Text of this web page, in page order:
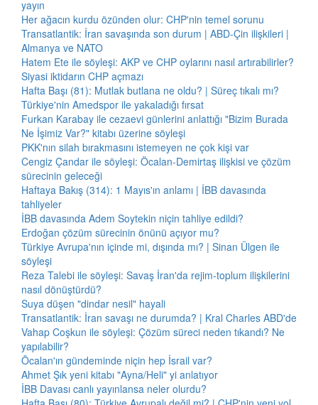
yayın
Her ağacın kurdu özünden olur: CHP'nin temel sorunu
Transatlantik: İran savaşında son durum | ABD-Çin ilişkileri |
Almanya ve NATO
Hatem Ete ile söyleşi: AKP ve CHP oylarını nasıl artırabilirler?
Siyasi iktidarın CHP açmazı
Hafta Başı (81): Mutlak butlana ne oldu? | Süreç tıkalı mı?
Türkiye'nin Amedspor ile yakaladığı fırsat
Furkan Karabay ile cezaevi günlerini anlattığı "Bizim Burada
Ne İşimiz Var?" kitabı üzerine söyleşi
PKK'nın silah bırakmasını istemeyen ne çok kişi var
Cengiz Çandar ile söyleşi: Öcalan-Demirtaş ilişkisi ve çözüm
sürecinin geleceği
Haftaya Bakış (314): 1 Mayıs'ın anlamı | İBB davasında
tahliyeler
İBB davasında Adem Soytekin niçin tahliye edildi?
Erdoğan çözüm sürecinin önünü açıyor mu?
Türkiye Avrupa'nın içinde mi, dışında mı? | Sinan Ülgen ile
söyleşi
Reza Talebi ile söyleşi: Savaş İran'da rejim-toplum ilişkilerini
nasıl dönüştürdü?
Suya düşen "dindar nesil" hayali
Transatlantik: İran savaşı ne durumda? | Kral Charles ABD'de
Vahap Coşkun ile söyleşi: Çözüm süreci neden tıkandı? Ne
yapılabilir?
Öcalan'ın gündeminde niçin hep İsrail var?
Ahmet Şık yeni kitabı "Ayna/Heli" yi anlatıyor
İBB Davası canlı yayınlansa neler olurdu?